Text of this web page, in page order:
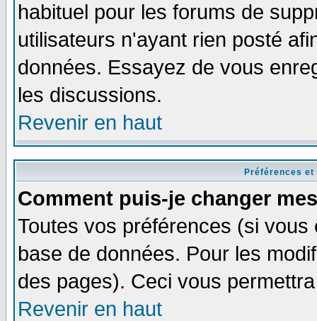
habituel pour les forums de
utilisateurs n'ayant rien posté
données. Essayez de vous
les discussions.
Revenir en haut
Préférences
Comment puis-je changer
Toutes vos préférences (si
base de données. Pour les
des pages). Ceci vous
Revenir en haut